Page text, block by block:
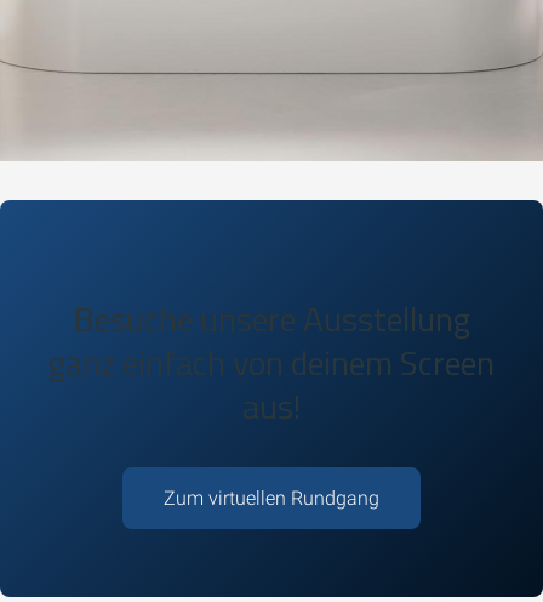
Besuche unsere Ausstellung
ganz einfach von deinem Screen
aus!
Zum virtuellen Rundgang